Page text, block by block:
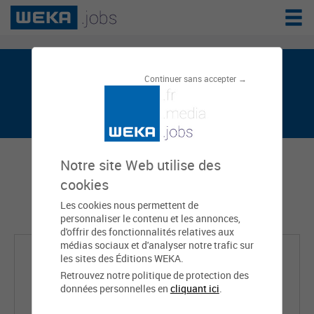
Continuer sans accepter →
Notre site Web utilise des
cookies
Les cookies nous permettent de
personnaliser le contenu et les annonces,
d'offrir des fonctionnalités relatives aux
médias sociaux et d'analyser notre trafic sur
les sites des Éditions WEKA.
Retrouvez notre politique de protection des
données personnelles en cliquant ici.
Annabekke WALGRAFFE est sur
weka.jobs, le réseau de l'emploi public